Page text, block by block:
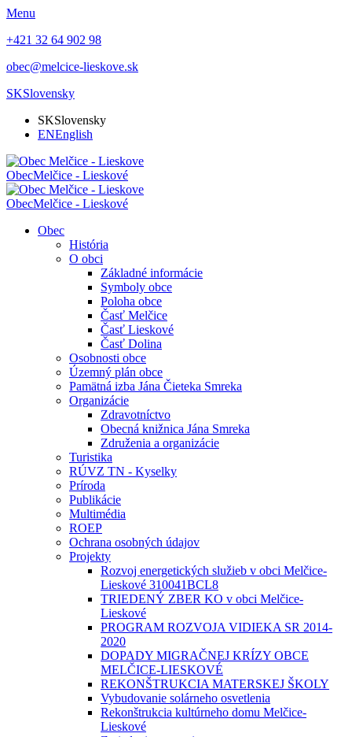
Menu
+421 32 64 902 98
obec@melcice-lieskove.sk
SKSlovensky
SKSlovensky
ENEnglish
ObecMelčice - Lieskové
ObecMelčice - Lieskové
Obec
História
O obci
Základné informácie
Symboly obce
Poloha obce
Časť Melčice
Časť Lieskové
Časť Dolina
Osobnosti obce
Územný plán obce
Pamätná izba Jána Čieteka Smreka
Organizácie
Zdravotníctvo
Obecná knižnica Jána Smreka
Združenia a organizácie
Turistika
RÚVZ TN - Kyselky
Príroda
Publikácie
Multimédia
ROEP
Ochrana osobných údajov
Projekty
Rozvoj energetických služieb v obci Melčice-
Lieskové 310041BCL8
TRIEDENÝ ZBER KO v obci Melčice-
Lieskové
PROGRAM ROZVOJA VIDIEKA SR 2014-
2020
DOPADY MIGRAČNEJ KRÍZY OBCE
MELČICE-LIESKOVÉ
REKONŠTRUKCIA MATERSKEJ ŠKOLY
Vybudovanie solárneho osvetlenia
Rekonštrukcia kultúrneho domu Melčice-
Lieskové